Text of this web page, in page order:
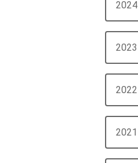
2024
2023
2022
2021